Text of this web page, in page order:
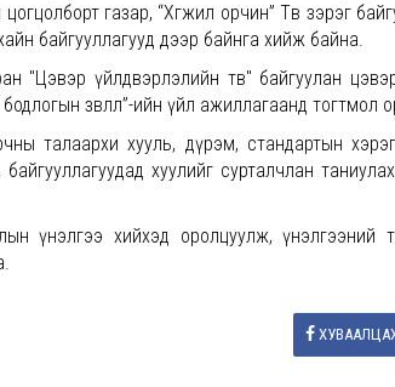
газар, “Хөгжил орчин” Төв зэрэг
байгууллагууд дээр байнга хийж байна.
"Цэвэр үйлдвэрлэлийн төв" байгуулан
зөвлөл”-ийн үйл ажиллагаанд тогтмол
талаархи хууль, дүрэм, стандартын
хуулийг сурталчлан
үнэлгээ хийхэд оролцуулж, үнэлгээний